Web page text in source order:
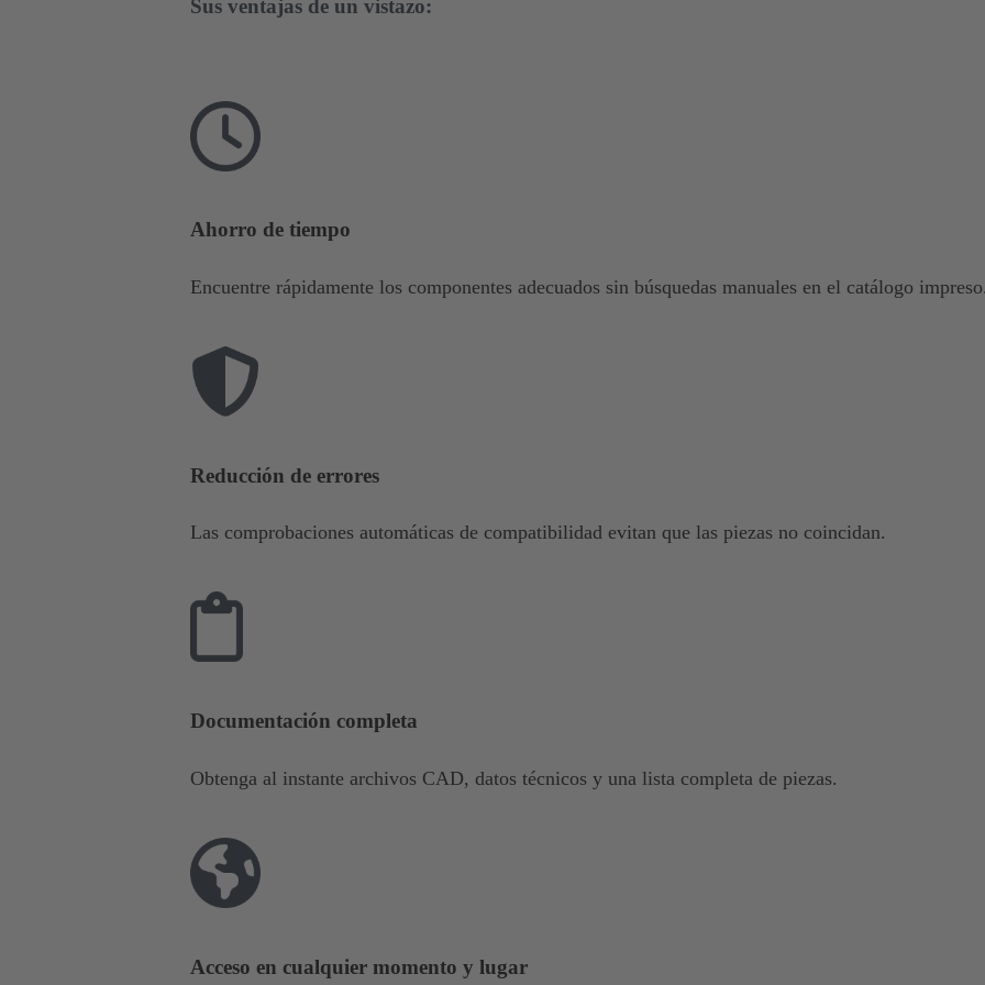
Sus ventajas de un vistazo:
Ahorro de tiempo
Encuentre rápidamente los componentes adecuados sin búsquedas manuales en el catálogo
Reducción de errores
Las comprobaciones automáticas de compatibilidad evitan que las piezas no coincidan.
Documentación completa
Obtenga al instante archivos CAD, datos técnicos y una lista completa de piezas.
Acceso en cualquier momento y lugar